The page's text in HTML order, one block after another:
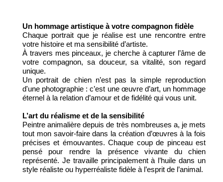
Un hommage artistique à votre compagnon fidèle
Chaque portrait que je réalise est une rencontre entre
votre histoire et ma sensibilité d’artiste.
À travers mes pinceaux, je cherche à capturer l’âme de
votre compagnon, sa douceur, sa vitalité, son regard
unique.
Un portrait de chien n’est pas la simple reproduction
d'une photographie : c’est une œuvre d’art, un hommage
éternel à la relation d’amour et de fidélité qui vous unit.
L’art du réalisme et de la sensibilité
Peintre animalière depuis de très nombreuses a, je mets
tout mon savoir-faire dans la création d’œuvres à la fois
précises et émouvantes. Chaque coup de pinceau est
pensé pour rendre la présence vivante du chien
représenté. Je travaille principalement à l’huile dans un
style réaliste ou hyperréaliste fidèle à l’esprit de l’animal.